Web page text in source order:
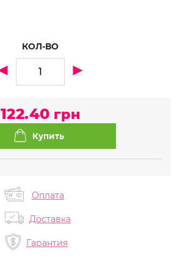
КОЛ-ВО
122.40 грн
Оплата
Доставка
Гарантия